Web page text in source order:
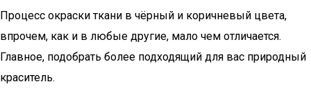
Процесс окраски ткани в чёрный и коричневый цвета,
впрочем, как и в любые другие, мало чем отличается.
Главное, подобрать более подходящий для вас природный
краситель.